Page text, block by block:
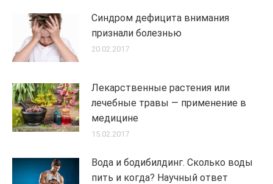
Синдром дефицита внимания
признали болезнью
20.02.2017
Лекарственные растения или
лечебные травы — применение в
медицине
15.02.2017
Вода и бодибилдинг. Сколько воды
пить и когда? Научный ответ